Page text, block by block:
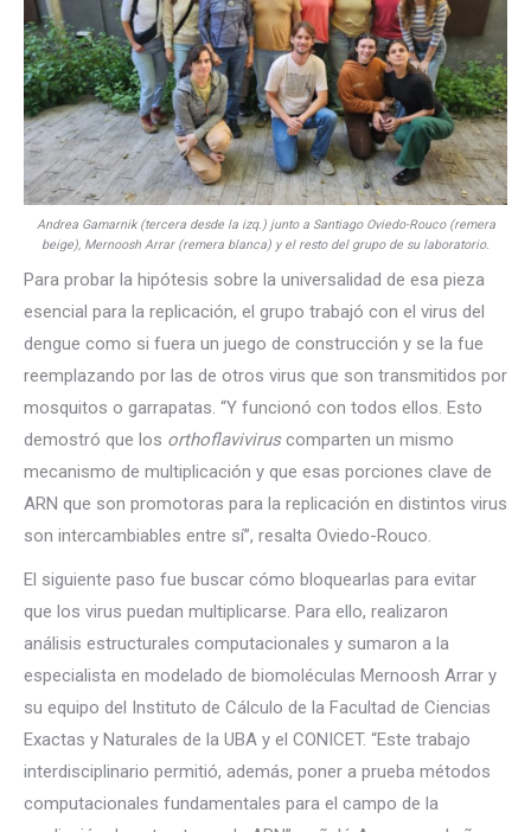
Andrea Gamarnik (tercera desde la izq.) junto a Santiago Oviedo-Rouco (remera
beige), Mernoosh Arrar (remera blanca) y el resto del grupo de su laboratorio.
Para probar la hipótesis sobre la universalidad de esa pieza
esencial para la replicación, el grupo trabajó con el virus del
dengue como si fuera un juego de construcción y se la fue
reemplazando por las de otros virus que son transmitidos por
mosquitos o garrapatas. “Y funcionó con todos ellos. Esto
demostró que los orthoflaviviruscomparten un mismo
mecanismo de multiplicación y que esas porciones clave de
ARN que son promotoras para la replicación en distintos virus
son intercambiables entre sí”, resalta Oviedo-Rouco.
El siguiente paso fue buscar cómo bloquearlas para evitar
que los virus puedan multiplicarse. Para ello, realizaron
análisis estructurales computacionales y sumaron a la
especialista en modelado de biomoléculas Mernoosh Arrar y
su equipo del Instituto de Cálculo de la Facultad de Ciencias
Exactas y Naturales de la UBA y el CONICET. “Este trabajo
interdisciplinario permitió, además, poner a prueba métodos
computacionales fundamentales para el campo de la